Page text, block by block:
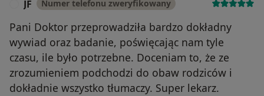
JF Numer telefonu zweryfikowany
Pani Doktor przeprowadziła bardzo dokładny
wywiad oraz badanie, poświęcając nam tyle
czasu, ile było potrzebne. Doceniam to, że ze
zrozumieniem podchodzi do obaw rodziców i
dokładnie wszystko tłumaczy. Super lekarz.